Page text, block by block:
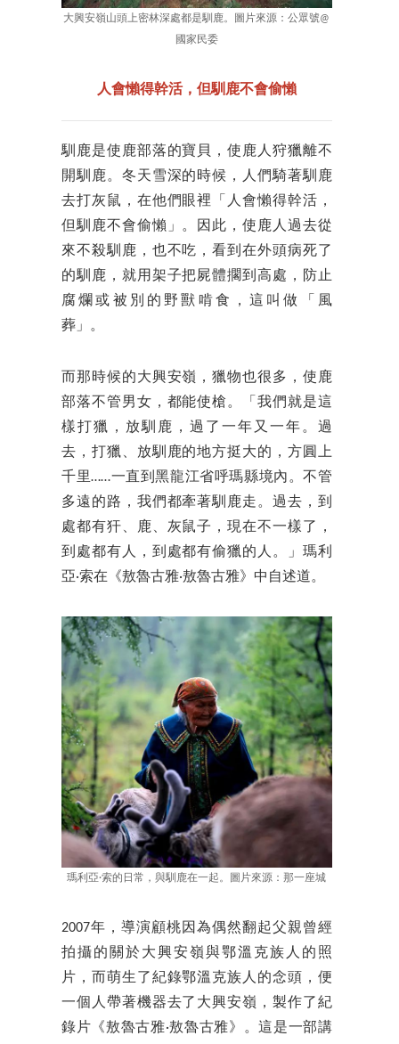
大興安嶺山頭上密林深處都是馴鹿。圖片來源：公眾號@
國家民委
人會懶得幹活，但馴鹿不會偷懶
馴鹿是使鹿部落的寶貝，使鹿人狩獵離不
開馴鹿。冬天雪深的時候，人們騎著馴鹿
去打灰鼠，在他們眼裡「人會懶得幹活，
但馴鹿不會偷懶」。因此，使鹿人過去從
來不殺馴鹿，也不吃，看到在外頭病死了
的馴鹿，就用架子把屍體擱到高處，防止
腐爛或被別的野獸啃食，這叫做「風
葬」。
而那時候的大興安嶺，獵物也很多，使鹿
部落不管男女，都能使槍。「我們就是這
樣打獵，放馴鹿，過了一年又一年。過
去，打獵、放馴鹿的地方挺大的，方圓上
千里……一直到黑龍江省呼瑪縣境內。不管
多遠的路，我們都牽著馴鹿走。過去，到
處都有犴、鹿、灰鼠子，現在不一樣了，
到處都有人，到處都有偷獵的人。」瑪利
亞·索在《敖魯古雅·敖魯古雅》中自述道。
瑪利亞·索的日常，與馴鹿在一起。圖片來源：那一座城
2007年，導演顧桃因為偶然翻起父親曾經
拍攝的關於大興安嶺與鄂溫克族人的照
片，而萌生了紀錄鄂溫克族人的念頭，便
一個人帶著機器去了大興安嶺，製作了紀
錄片《敖魯古雅·敖魯古雅》。這是一部講